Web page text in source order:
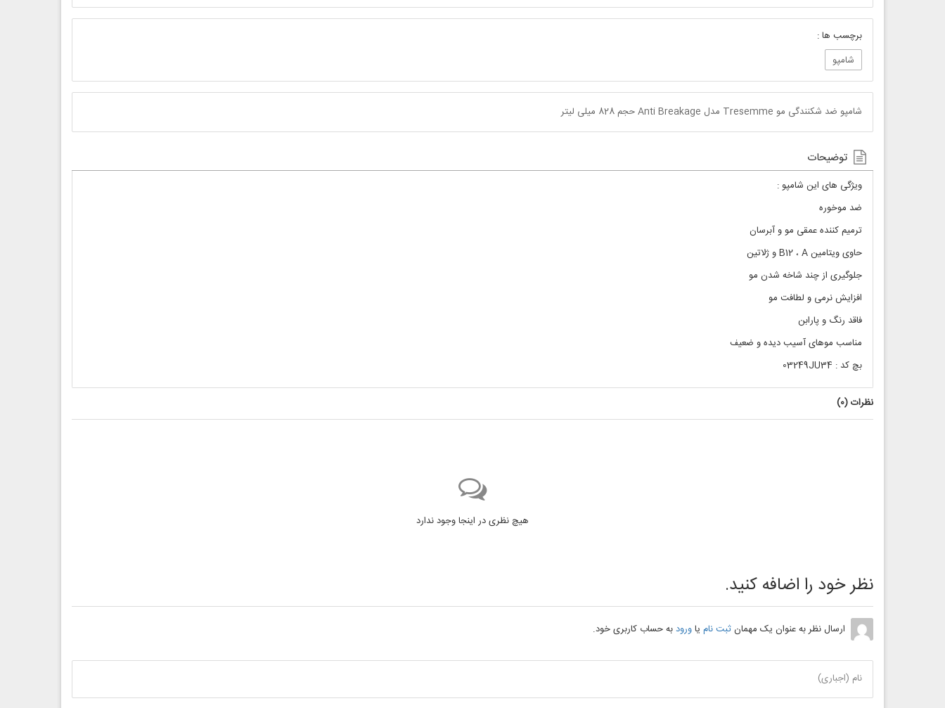
برچسب ها :
شامپو
شامپو ضد شکنندگی مو Tresemme مدل Anti Breakage حجم 828 میلی لیتر
توضیحات
ویژگی های این شامپو :
ضد موخوره
ترمیم کننده عمقی مو و آبرسان
حاوی ویتامین B12 ، A و ژلاتین
جلوگیری از چند شاخه شدن مو
افزایش نرمی و لطافت مو
فاقد رنگ و پارابن
مناسب موهای آسیب دیده و ضعیف
بچ کد : 03249JU34
نظرات (0
)
هیچ نظری در اینجا وجود ندارد
نظر خود را اضافه کنید.
ارسال نظر به عنوان یک مهمانثبت نام یاورودبه حساب کاربری خود.
نام (اجباری)